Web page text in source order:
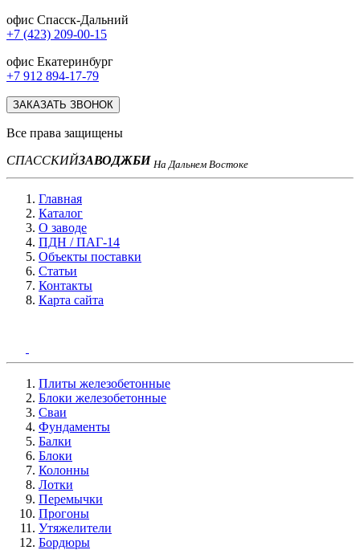
офис Спасск-Дальний
+7 (423) 209-00-15
офис Екатеринбург
+7 912 894-17-79
ЗАКАЗАТЬ ЗВОНОК
Все права защищены
СПАССКИЙЗАВОДЖБИ На Дальнем Востоке
Главная
Каталог
О заводе
ПДН / ПАГ-14
Объекты поставки
Статьи
Контакты
Карта сайта
Плиты железобетонные
Блоки железобетонные
Сваи
Фундаменты
Балки
Блоки
Колонны
Лотки
Перемычки
Прогоны
Утяжелители
Бордюры